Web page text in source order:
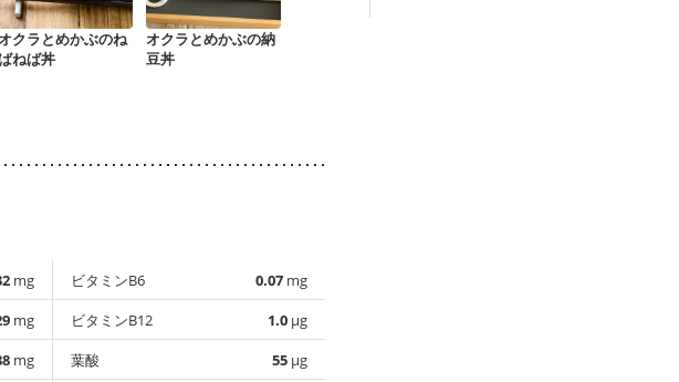
クラとめかぶのね
ねば丼
オクラとめかぶの納
豆丼
mg
mg
mg
ビタミンB6 0.07 mg
ビタミンB12
1.0 µg
葉酸
55 µg